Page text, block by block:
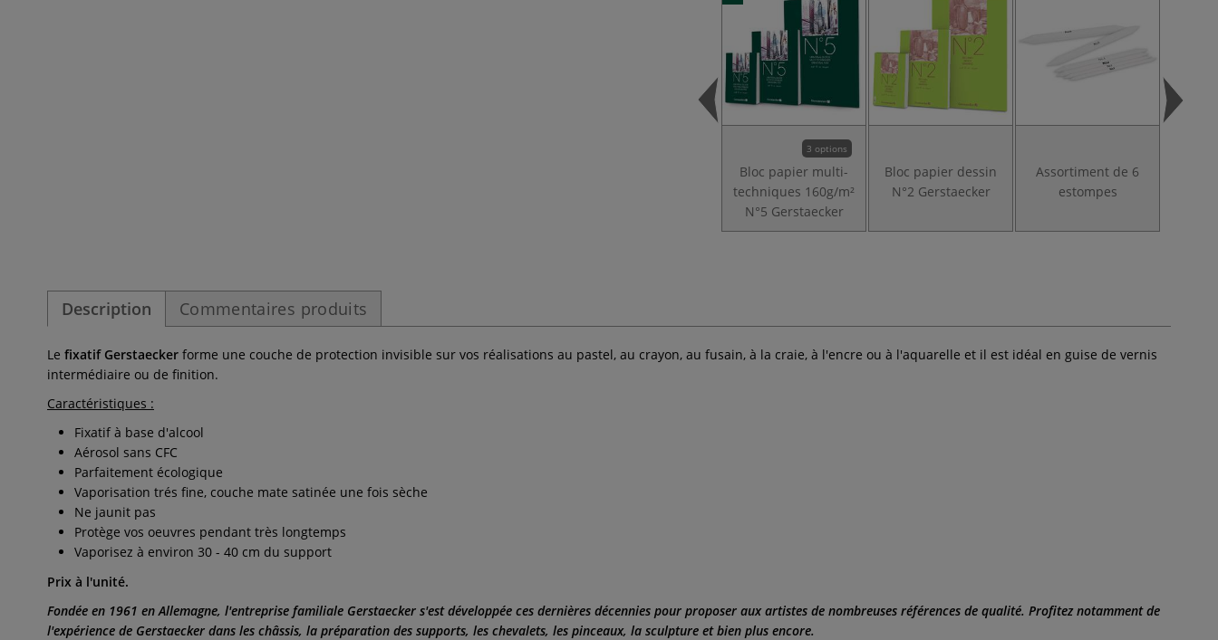
3 options
Bloc papier multi-
techniques 160g/m²
N°5 Gerstaecker
Bloc papier dessin
N°2 Gerstaecker
Assortiment de 6
estompes
Description Commentaires produits
Le fixatif Gerstaecker forme une couche de protection invisible sur vos réalisations au pastel, au crayon, au fusain, à la craie, à l'encre ou à l'aquarelle et il est idéal en guise de vernis
intermédiaire ou de finition.
Caractéristiques :
Fixatif à base d'alcool
Aérosol sans CFC
Parfaitement écologique
Vaporisation trés fine, couche mate satinée une fois sèche
Ne jaunit pas
Protège vos oeuvres pendant très longtemps
Vaporisez à environ 30 - 40 cm du support
Prix à l'unité.
Fondée en 1961 en Allemagne, l'entreprise familiale Gerstaecker s'est développée ces dernières décennies pour proposer aux artistes de nombreuses références de qualité. Profitez notamment de
l'expérience de Gerstaecker dans les châssis, la préparation des supports, les chevalets, les pinceaux, la sculpture et bien plus encore.